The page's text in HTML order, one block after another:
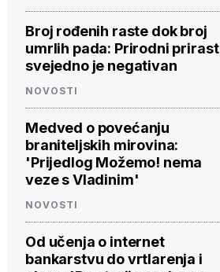
Broj rođenih raste dok broj
umrlih pada: Prirodni prirast
svejedno je negativan
NOVOSTI
Medved o povećanju
braniteljskih mirovina:
'Prijedlog Možemo! nema
veze s Vladinim'
NOVOSTI
Od učenja o internet
bankarstvu do vrtlarenja i